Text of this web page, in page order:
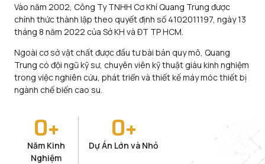
Vào năm 2002, Công Ty TNHH Cơ Khí Quang Trung được
chính thức thành lập theo quyết định số 4102011197, ngày 13
tháng 8 năm 2022 của Sở KH và ĐT TP HCM.
Ngoài cơ sở vật chất được đầu tư bài bản quy mô, Quang
Trung có đội ngũ kỹ sư, chuyên viên kỹ thuật giàu kinh nghiệm
trong việc nghiên cứu, phát triển và thiết kế máy móc thiết bị
ngành chế biến cao su.
0+
Năm Kinh
Nghiệm
0+
Dự Án Lớn và Nhỏ